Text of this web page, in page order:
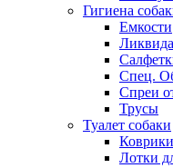
Гигиена
Емкости
Спец.
Спреи
Трусы
Туалет собаки
Коврики
Лотки